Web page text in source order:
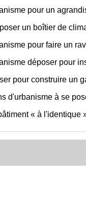
pour un
un boîtier de
pour faire un
déposer pour
pour construire un
d'urbanisme à se
« à